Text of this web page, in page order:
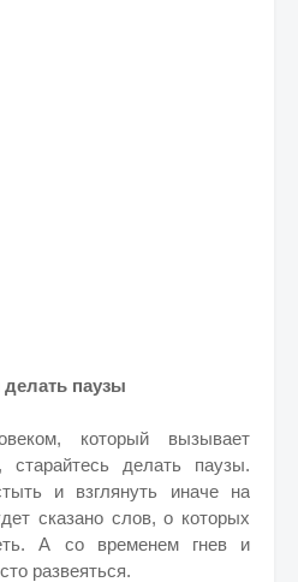
паузы
который вызывает
делать паузы.
и взглянуть иначе на
сказано слов, о которых
А со временем гнев и
развеяться.